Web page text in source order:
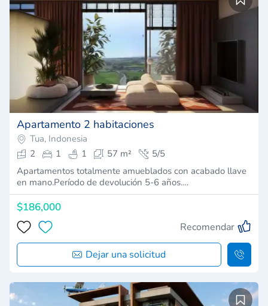
Apartamento 2 habitaciones
Tua, Indonesia
2
1 1 57 m²
5/5
Apartamentos totalmente amueblados con acabado llave
en mano.Período de devolución 5-6 años.…
$186,000
Recomendar
Dejar una solicitud